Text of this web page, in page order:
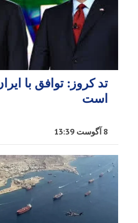
تد کروز: توافق با
است
8 آگوست 13:39